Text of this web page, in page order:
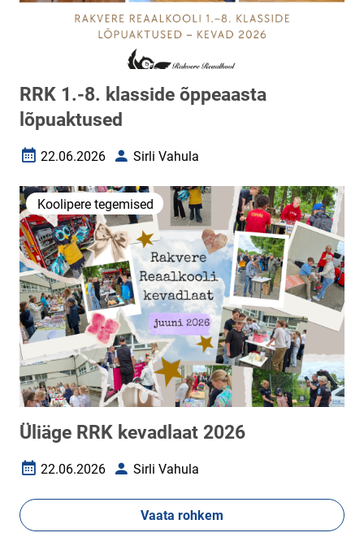
RRK 1.-8. klasside õppeaasta
lõpuaktused
Loomise kuupäev
22.06.2026 AutorSirli Vahula
Koolipere tegemised
Üliäge RRK kevadlaat 2026
Loomise kuupäev
22.06.2026 AutorSirli Vahula
Vaata rohkem